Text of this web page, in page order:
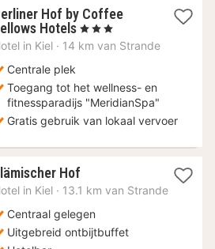
Hof by Coffee
Hotels 1
nacht
€
, 3 Sterren
in Kiel · 14 km van Strande
Centrale plek
Toegang tot het wellness- en
fitnessparadijs "MeridianSpa"
Gratis gebruik van lokaal vervoer
Hof1
nacht
79,20
€
in Kiel · 13.1 km van Strande
Centraal gelegen
Uitgebreid ontbijtbuffet